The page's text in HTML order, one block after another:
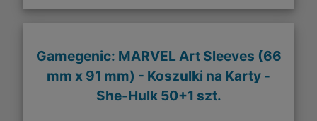
Gamegenic: MARVEL Art Sleeves (66
mm x 91 mm) - Koszulki na Karty -
She-Hulk 50+1 szt.